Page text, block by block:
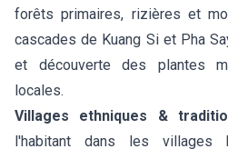
forêts primaires, rizières et
cascades de Kuang Si et Pha
et découverte des plantes
locales.
Villages ethniques &
l'habitant dans les villages